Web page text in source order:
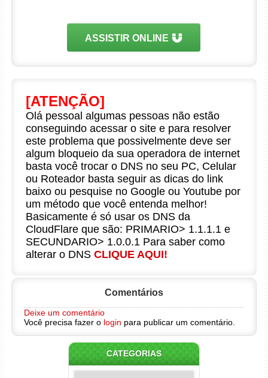
ASSISTIR ONLINE
[ATENÇÃO]
Olá pessoal algumas pessoas não estão
conseguindo acessar o site e para resolver
este problema que possivelmente deve ser
algum bloqueio da sua operadora de internet
basta você trocar o DNS no seu PC, Celular
ou Roteador basta seguir as dicas do link
baixo ou pesquise no Google ou Youtube por
um método que você entenda melhor!
Basicamente é só usar os DNS da
CloudFlare que são: PRIMARIO> 1.1.1.1 e
SECUNDARIO> 1.0.0.1 Para saber como
alterar o DNS CLIQUE AQUI!
Comentários
Deixe um comentário
Você precisa fazer o login para publicar um comentário.
CATEGORIAS